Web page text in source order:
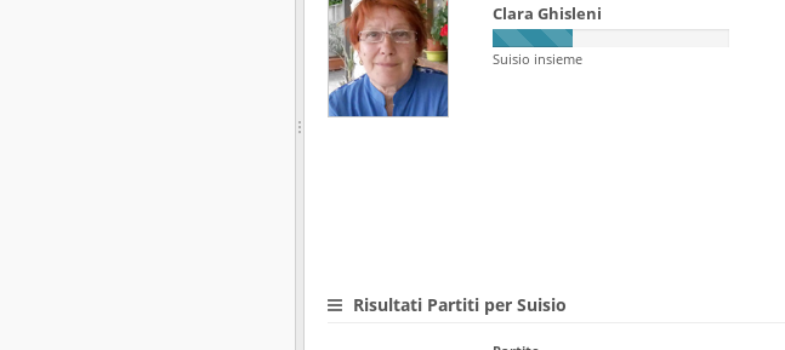
Clara Ghisleni
Suisio insieme
Risultati Partiti per Suisio